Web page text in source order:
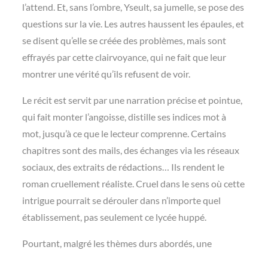
l’attend. Et, sans l’ombre, Yseult, sa jumelle, se pose des
questions sur la vie. Les autres haussent les épaules, et
se disent qu’elle se créée des problèmes, mais sont
effrayés par cette clairvoyance, qui ne fait que leur
montrer une vérité qu’ils refusent de voir.
Le récit est servit par une narration précise et pointue,
qui fait monter l’angoisse, distille ses indices mot à
mot, jusqu’à ce que le lecteur comprenne. Certains
chapitres sont des mails, des échanges via les réseaux
sociaux, des extraits de rédactions… Ils rendent le
roman cruellement réaliste. Cruel dans le sens où cette
intrigue pourrait se dérouler dans n’importe quel
établissement, pas seulement ce lycée huppé.
Pourtant, malgré les thèmes durs abordés, une